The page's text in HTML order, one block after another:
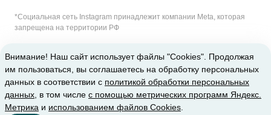
Внимание! Наш сайт использует файлы "Cookies". Продолжая
им пользоваться, вы соглашаетесь на обработку персональных
данных в соответствии с политикой обработки персональных
данных , в том числе с помощью метрических программ Яндекс.
Метрика и использованием файлов Cookies
*Социальная сеть Instagram принадлежит компании Meta, которая
запрещена на территории РФ
ИМЕЮТСЯ ПРОТИВОПОКАЗАНИЯ. ТРЕБУЕТСЯ КОНСУЛЬТАЦИЯ
СПЕЦИАЛИСТА